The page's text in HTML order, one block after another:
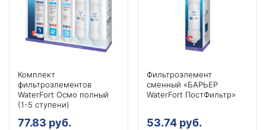
Комплект
фильтроэлементов
WaterFort Осмо полный
(1-5 ступени)
77.83 руб.
Фильтроэлемент
сменный «БАРЬЕР
WaterFort ПостФильтр»
53.74 руб.